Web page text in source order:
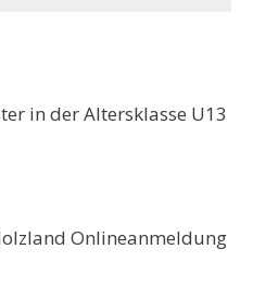
in der Altersklasse U13
Onlineanmeldung